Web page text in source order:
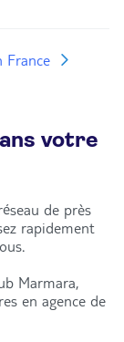
France
votre
de près
rapidement
Marmara,
en agence de